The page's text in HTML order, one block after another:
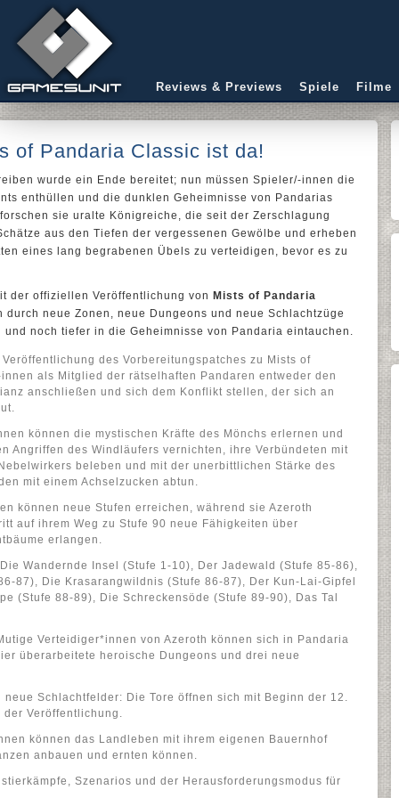
Reviews & Previews Spiele Filme
of Pandaria Classic ist da!
wurde ein Ende bereitet; nun müssen Spieler/-innen die
enthüllen und die dunklen Geheimnisse von Pandarias
sie uralte Königreiche, die seit der Zerschlagung
aus den Tiefen der vergessenen Gewölbe und erheben
eines lang begrabenen Übels zu verteidigen, bevor es zu
der offiziellen Veröffentlichung von Mists of Pandaria
neue Zonen, neue Dungeons und neue Schlachtzüge
noch tiefer in die Geheimnisse von Pandaria eintauchen.
des Vorbereitungspatches zu Mists of
als Mitglied der rätselhaften Pandaren entweder den
anschließen und sich dem Konflikt stellen, der sich an
können die mystischen Kräfte des Mönchs erlernen und
Angriffen des Windläufers vernichten, ihre Verbündeten mit
beleben und mit der unerbittlichen Stärke des
mit einem Achselzucken abtun.
können neue Stufen erreichen, während sie Azeroth
auf ihrem Weg zu Stufe 90 neue Fähigkeiten über
erlangen.
Wandernde Insel (Stufe 1-10), Der Jadewald (Stufe 85-86),
87), Die Krasarangwildnis (Stufe 86-87), Der Kun-Lai-Gipfel
(Stufe 88-89), Die Schreckensöde (Stufe 89-90), Das Tal
Verteidiger*innen von Azeroth können sich in Pandaria
überarbeitete heroische Dungeons und drei neue
Schlachtfelder: Die Tore öffnen sich mit Beginn der 12.
der Veröffentlichung.
können das Landleben mit ihrem eigenen Bauernhof
anbauen und ernten können.
Szenarios und der Herausforderungsmodus für